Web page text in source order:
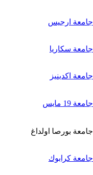
جامعة ارجيس
جامعة سكاريا
جامعة اكدينيز
جامعة 19 مايس
جامعة بورصا اولداغ
جامعة كرابوك